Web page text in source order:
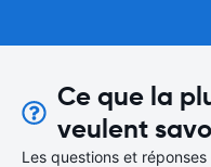
Ce que la
veulent
Les questions et